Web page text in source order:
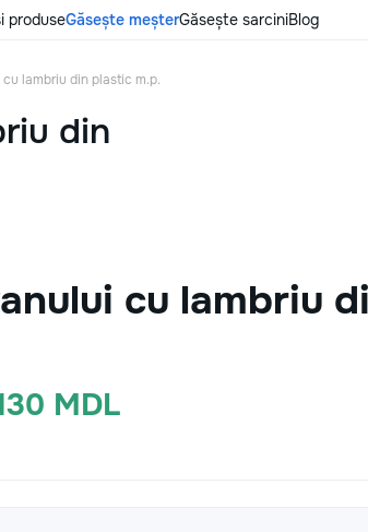
produseGăsește meșterGăsește sarciniBlog
lambriu din plastic m.p.
din
cu lambriu
MDL